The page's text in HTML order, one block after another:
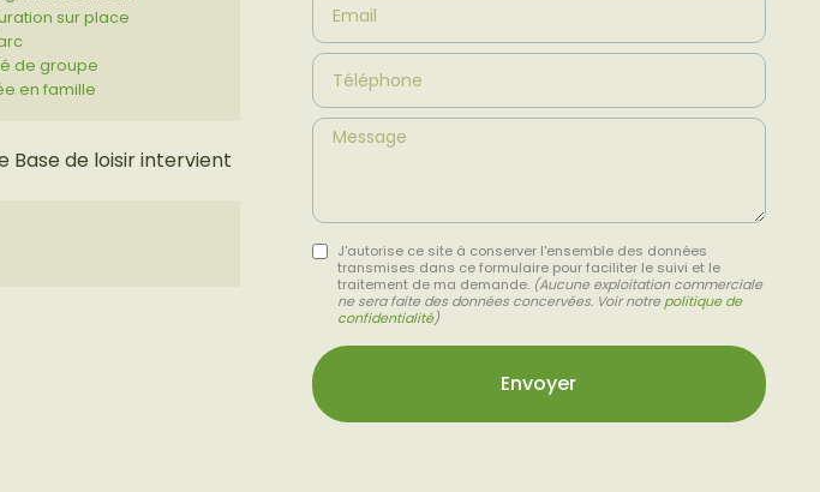
sur place
de groupe
en famille
Base de loisir intervient
Téléphone
Message
J'autorise ce site à conserver l'ensemble des données
transmises dans ce formulaire pour faciliter le suivi et le
traitement de ma demande. (Aucune exploitation commerciale
ne sera faite des données concervées. Voir notre politique de
confidentialité)